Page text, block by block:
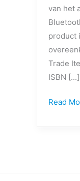
van het
product
Trade
ISBN
Read